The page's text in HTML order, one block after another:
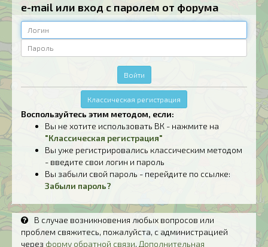
e-mail или вход с паролем от форума
Войти
Классическая регистрация
Воспользуйтесь этим методом, если:
Вы не хотите использовать ВК - нажмите на
"Классическая регистрация"
Вы уже регистрировались классическим методом
- введите свои логин и пароль
Вы забыли свой пароль - перейдите по ссылке:
Забыли пароль?
В случае возникновения любых вопросов или
проблем свяжитесь, пожалуйста, с администрацией
через форму обратной связи. Дополнительная